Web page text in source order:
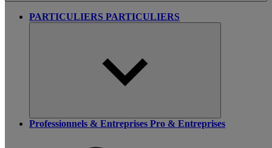
PARTICULIERS PARTICULIERS
Professionnels & Entreprises Pro & Entreprises